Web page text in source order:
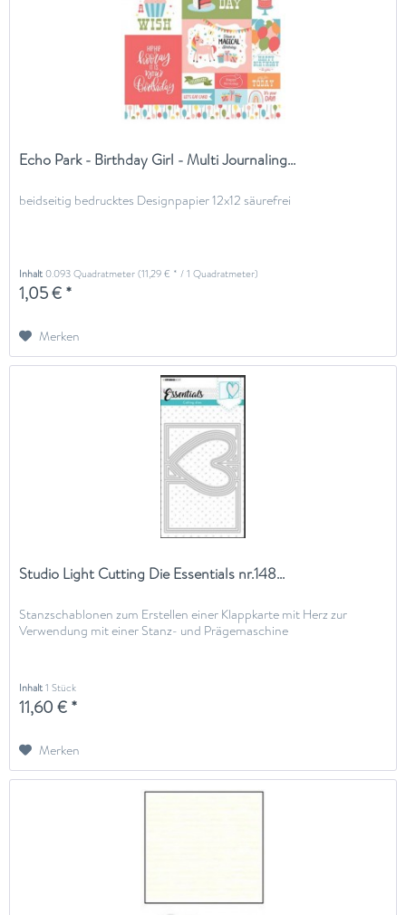
Echo Park - Birthday Girl - Multi Journaling...
beidseitig bedrucktes Designpapier 12x12 säurefrei
Inhalt0.093 Quadratmeter(11,29 € * / 1 Quadratmeter)
1,05 € *
Merken
Studio Light Cutting Die Essentials nr.148...
Stanzschablonen zum Erstellen einer Klappkarte mit Herz zur
Verwendung mit einer Stanz- und Prägemaschine
Inhalt1 Stück
11,60 € *
Merken